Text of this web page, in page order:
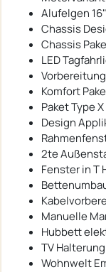
Alufelgen 16"
Chassis
Chassis
LED
Komfort
Paket Type X
Design
2te
Fenster in T
Manuelle
Hubbett
TV
Wohnwelt